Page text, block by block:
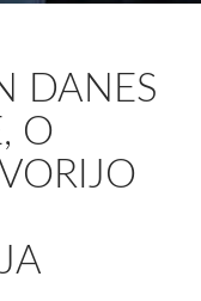
DANES
O